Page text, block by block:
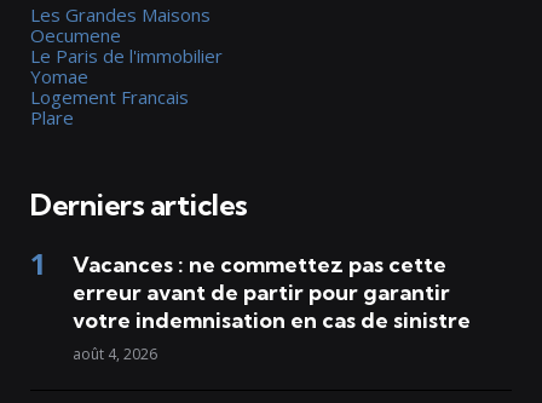
Les Grandes Maisons
Oecumene
Le Paris de l'immobilier
Yomae
Logement Francais
Plare
Derniers articles
Vacances : ne commettez pas cette
erreur avant de partir pour garantir
votre indemnisation en cas de sinistre
août 4, 2026